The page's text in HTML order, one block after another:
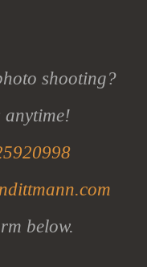
shooting?
anytime!
below.